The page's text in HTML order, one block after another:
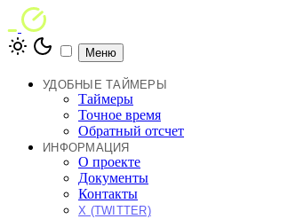
Меню
УДОБНЫЕ ТАЙМЕРЫ
Таймеры
Точное время
Обратный отсчет
ИНФОРМАЦИЯ
О проекте
Документы
Контакты
X (TWITTER)